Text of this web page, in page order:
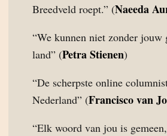
Breedveld roept.” (Naeeda
“We kunnen niet zonder
land” (Petra Stienen)
“De scherpste online
Nederland” (Francisco van
“Elk woord van jou is